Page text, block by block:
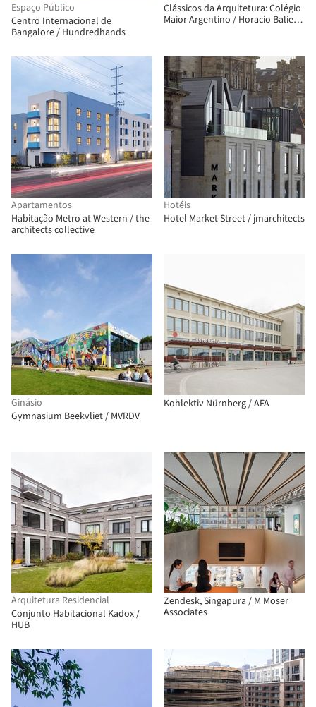
Espaço Público
Centro Internacional de
Bangalore / Hundredhands
Clássicos da Arquitetura: Colégio
Maior Argentino / Horacio Baliero
Apartamentos
Habitação Metro at Western / the
architects collective
Hotéis
Hotel Market Street / jmarchitects
Ginásio
Gymnasium Beekvliet / MVRDV
Kohlektiv Nürnberg / AFA
Arquitetura Residencial
Conjunto Habitacional Kadox /
HUB
Zendesk, Singapura / M Moser
Associates